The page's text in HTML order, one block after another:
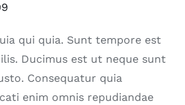
qui quia. Sunt tempore est
Ducimus est ut neque sunt
Consequatur quia
enim omnis repudiandae